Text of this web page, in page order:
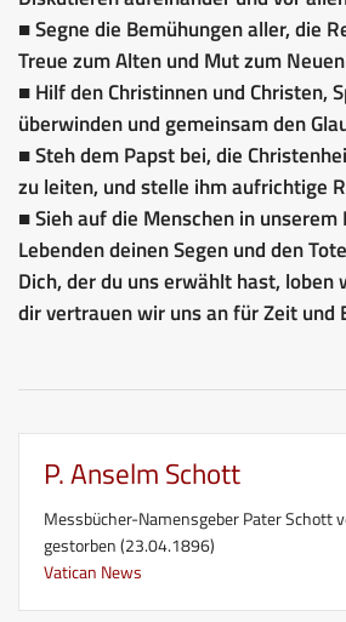
■ Segne die Bemühungen aller, die
Treue zum Alten und Mut zum
■ Hilf den Christinnen und Christen,
überwinden und gemeinsam den
■ Steh dem Papst bei, die
zu leiten, und stelle ihm aufrichtige
■ Sieh auf die Menschen in unserem
Lebenden deinen Segen und den
Dich, der du uns erwählt hast, loben
dir vertrauen wir uns an für Zeit und
P. Anselm Schott
Messbücher-Namensgeber Pater Schott
gestorben (23.04.1896)
Vatican News